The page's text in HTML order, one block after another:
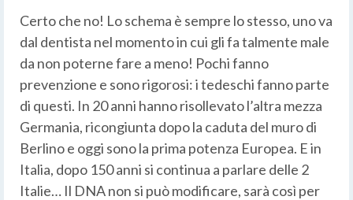
Certo che no! Lo schema è sempre lo stesso, uno va
dal dentista nel momento in cui gli fa talmente male
da non poterne fare a meno! Pochi fanno
prevenzione e sono rigorosi: i tedeschi fanno parte
di questi. In 20 anni hanno risollevato l’altra mezza
Germania, ricongiunta dopo la caduta del muro di
Berlino e oggi sono la prima potenza Europea. E in
Italia, dopo 150 anni si continua a parlare delle 2
Italie… Il DNA non si può modificare, sarà così per